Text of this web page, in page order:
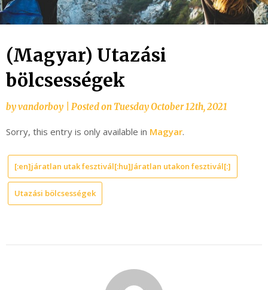
(Magyar) Utazási
bölcsességek
byvandorboy Posted onTuesday October 12th, 2021
Sorry, this entry is only available in Magyar.
[:en]járatlan utak fesztivál[:hu]Járatlan utakon fesztivál[:]
Utazási bölcsességek